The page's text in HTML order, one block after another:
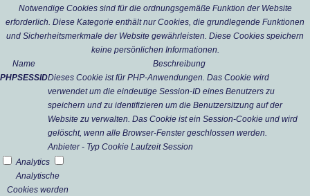
Notwendige Cookies sind für die ordnungsgemäße Funktion der Website
erforderlich. Diese Kategorie enthält nur Cookies, die grundlegende Funktionen
und Sicherheitsmerkmale der Website gewährleisten. Diese Cookies speichern
keine persönlichen Informationen.
Name
Beschreibung
PHPSESSIDDieses Cookie ist für PHP-Anwendungen. Das Cookie wird
verwendet um die eindeutige Session-ID eines Benutzers zu
speichern und zu identifizieren um die Benutzersitzung auf der
Website zu verwalten. Das Cookie ist ein Session-Cookie und wird
gelöscht, wenn alle Browser-Fenster geschlossen werden.
Anbieter - Typ Cookie Laufzeit Session
Analytics
Analytische
Cookies werden